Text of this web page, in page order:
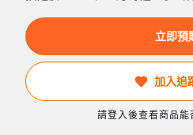
立即預
加入追
請登入後查看商品能